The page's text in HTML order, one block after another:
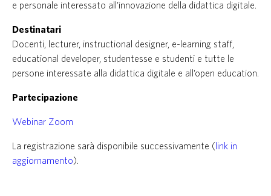
e personale interessato all’innovazione della didattica digitale.
Destinatari
Docenti, lecturer, instructional designer, e-learning staff,
educational developer, studentesse e studenti e tutte le
persone interessate alla didattica digitale e all’open education.
Partecipazione
Webinar Zoom
La registrazione sarà disponibile successivamente (link in
aggiornamento).